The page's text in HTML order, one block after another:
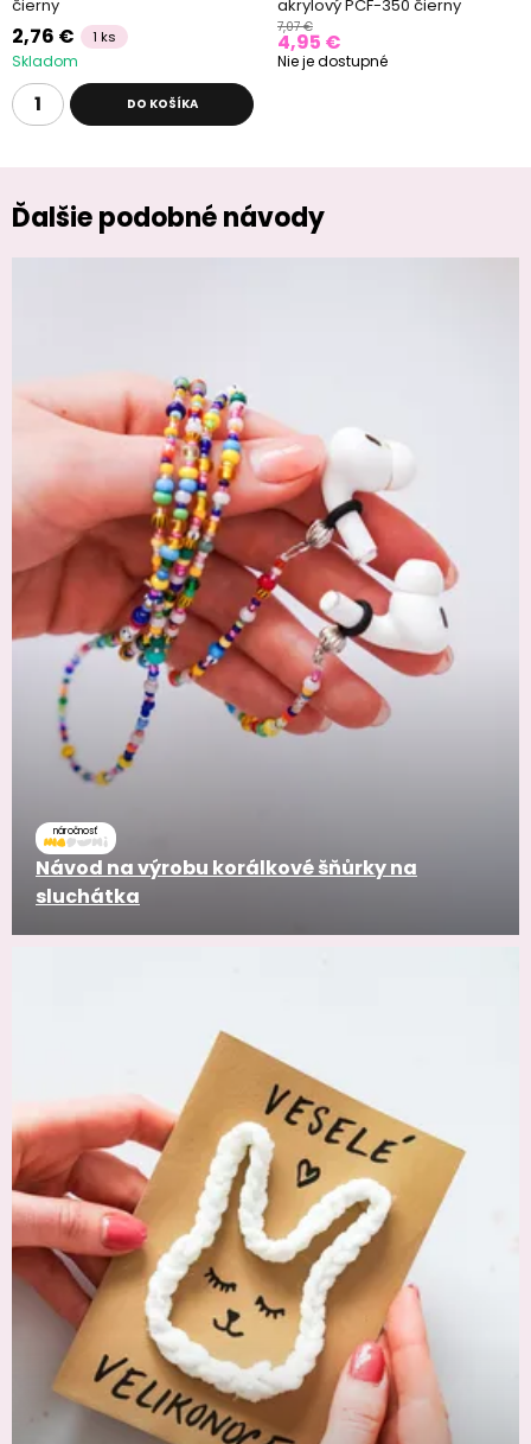
čierny
2,76 € 1 ks
Skladom
DO KOŠÍKA
akrylový PCF-350 čierny
7,07 €
4,95 €
Nie je dostupné
Ďalšie podobné návody
náročnosť
Návod na výrobu korálkové šňůrky na
sluchátka